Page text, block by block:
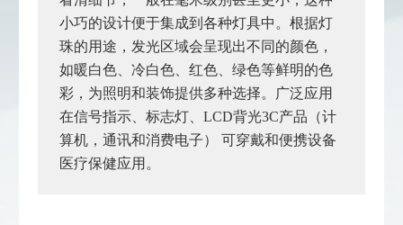
小巧的设计便于集成到各种灯具中。根据灯
珠的用途，发光区域会呈现出不同的颜色，
如暖白色、冷白色、红色、绿色等鲜明的色
彩，为照明和装饰提供多种选择。广泛应用
在信号指示、标志灯、LCD背光3C产品（计
算机，通讯和消费电子） 可穿戴和便携设备
医疗保健应用。